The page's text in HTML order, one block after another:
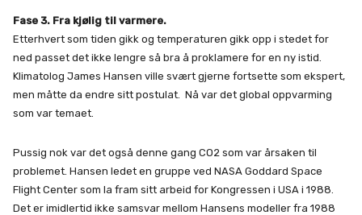
Fase 3. Fra kjølig til varmere.
Etterhvert som tiden gikk og temperaturen gikk opp i stedet for
ned passet det ikke lengre så bra å proklamere for en ny istid.
Klimatolog James Hansen ville svært gjerne fortsette som ekspert,
men måtte da endre sitt postulat. Nå var det global oppvarming
som var temaet.
Pussig nok var det også denne gang CO2 som var årsaken til
problemet. Hansen ledet en gruppe ved NASA Goddard Space
Flight Center som la fram sitt arbeid for Kongressen i USA i 1988.
Det er imidlertid ikke samsvar mellom Hansens modeller fra 1988